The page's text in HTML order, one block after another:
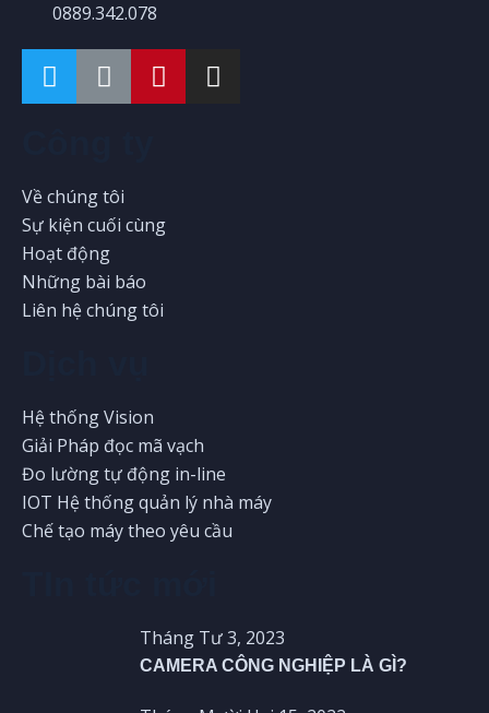
0889.342.078
Về chúng tôi
Sự kiện cuối cùng
Hoạt động
Những bài báo
Liên hệ chúng tôi
Hệ thống Vision
Giải Pháp đọc mã vạch
Đo lường tự động in-line
IOT Hệ thống quản lý nhà máy
Chế tạo máy theo yêu cầu
Tháng Tư 3, 2023
CAMERA CÔNG NGHIỆP LÀ GÌ?